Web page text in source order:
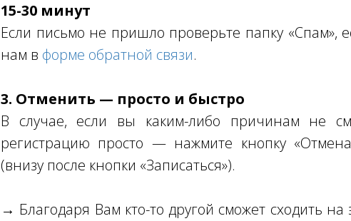
15-30 минут
Если письмо не пришло проверьте папку «Спам»,
нам в форме обратной связи.
3. Отменить — просто и быстро
В случае, если вы каким-либо причинам не
регистрацию просто — нажмите кнопку
(внизу после кнопки «Записаться»).
→ Благодаря Вам кто-то другой сможет сходить на